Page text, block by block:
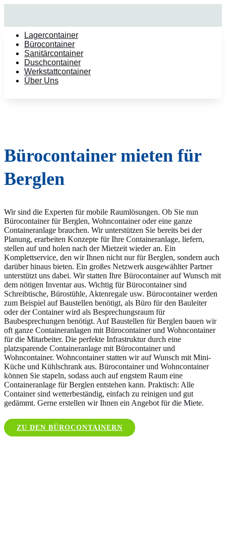
Lagercontainer
Bürocontainer
Sanitärcontainer
Duschcontainer
Werkstattcontainer
Über Uns
Bürocontainer mieten für
Berglen
Wir sind die Experten für mobile Raumlösungen. Ob Sie nun
Bürocontainer für Berglen, Wohncontainer oder eine ganze
Containeranlage brauchen. Wir unterstützen Sie bereits bei der
Planung, erarbeiten Konzepte für Ihre Containeranlage, liefern,
stellen auf und holen nach der Mietzeit wieder an. Ein
Komplettservice, den wir Ihnen nicht nur für Berglen, sondern auch
darüber hinaus bieten. Ein großes Netzwerk ausgewählter Partner
unterstützt uns dabei. Wir statten Ihre Bürocontainer auf Wunsch mit
dem nötigen Inventar aus. Wichtig für Bürocontainer sind
Schreibtische, Bürostühle, Aktenregale usw. Bürocontainer werden
zum Beispiel auf Baustellen benötigt, als Büro für den Bauleiter
oder der Container wird als Besprechungsraum für
Baubesprechungen benötigt. Auf Baustellen für Berglen bauen wir
oft ganze Containeranlagen mit Bürocontainer und Wohncontainer
für die Mitarbeiter. Die perfekte Infrastruktur durch eine
platzsparende Containeranlage mit Bürocontainer und
Wohncontainer. Wohncontainer statten wir auf Wunsch mit Mini-
Küche und Kühlschrank aus. Bürocontainer und Wohncontainer
können Sie stapeln, sodass auch auf engstem Raum eine
Containeranlage für Berglen entstehen kann. Praktisch: Alle
Container sind wetterbeständig, einfach zu reinigen und gut
gedämmt. Gerne erstellen wir Ihnen ein Angebot für die Miete.
ZU DEN BÜROCONTAINERN